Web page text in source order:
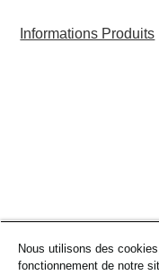
Informations Produits
Nous utilisons des
fonctionnement de notre